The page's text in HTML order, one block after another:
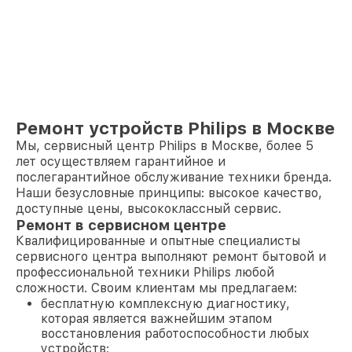
Ремонт устройств Philips в Москве
Мы, сервисный центр Philips в Москве, более 5
лет осуществляем гарантийное и
послегарантийное обслуживание техники бренда.
Наши безусловные принципы: высокое качество,
доступные цены, высококлассный сервис.
Ремонт в сервисном центре
Квалифицированные и опытные специалисты
сервисного центра выполняют ремонт бытовой и
профессиональной техники Philips любой
сложности. Своим клиентам мы предлагаем:
бесплатную комплексную диагностику,
которая является важнейшим этапом
восстановления работоспособности любых
устройств;